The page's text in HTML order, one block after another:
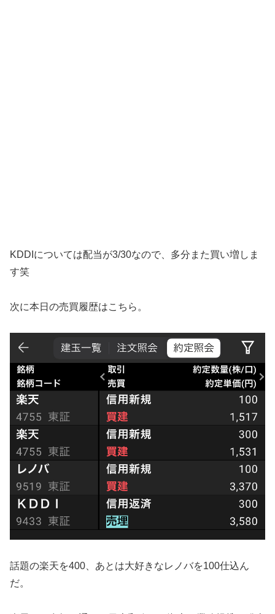
KDDIについては配当が3/30なので、多分また買い増しま
す笑
次に本日の売買履歴はこちら。
話題の楽天を400、あとは大好きなレノバを100仕込ん
だ。